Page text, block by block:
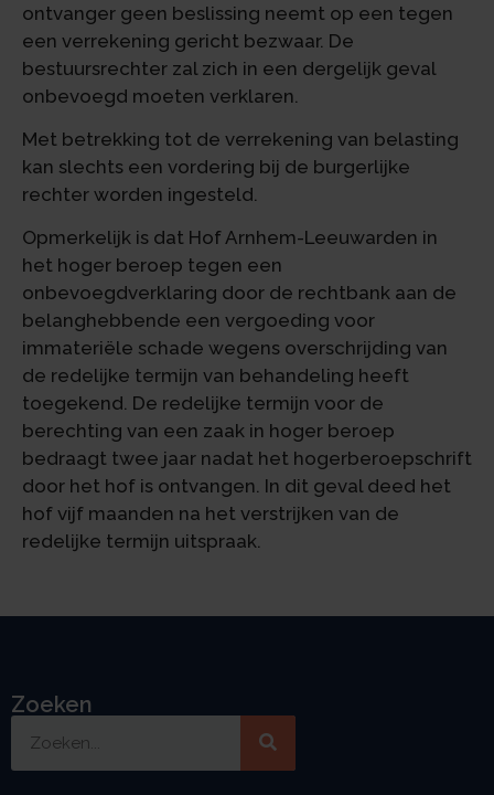
ontvanger geen beslissing neemt op een tegen
een verrekening gericht bezwaar. De
bestuursrechter zal zich in een dergelijk geval
onbevoegd moeten verklaren.
Met betrekking tot de verrekening van belasting
kan slechts een vordering bij de burgerlijke
rechter worden ingesteld.
Opmerkelijk is dat Hof Arnhem-Leeuwarden in
het hoger beroep tegen een
onbevoegdverklaring door de rechtbank aan de
belanghebbende een vergoeding voor
immateriële schade wegens overschrijding van
de redelijke termijn van behandeling heeft
toegekend. De redelijke termijn voor de
berechting van een zaak in hoger beroep
bedraagt twee jaar nadat het hogerberoepschrift
door het hof is ontvangen. In dit geval deed het
hof vijf maanden na het verstrijken van de
redelijke termijn uitspraak.
Zoeken